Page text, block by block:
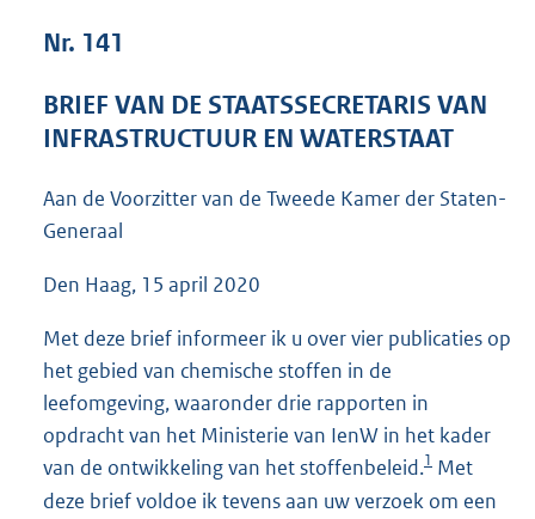
e
:
1
Nr. 141
BRIEF VAN DE STAATSSECRETARIS VAN
INFRASTRUCTUUR EN WATERSTAAT
Aan de Voorzitter van de Tweede Kamer der Staten-
Generaal
Den Haag, 15 april 2020
Met deze brief informeer ik u over vier publicaties op
het gebied van chemische stoffen in de
leefomgeving, waaronder drie rapporten in
opdracht van het Ministerie van IenW in het kader
van de ontwikkeling van het stoffenbeleid.1 Met
deze brief voldoe ik tevens aan uw verzoek om een